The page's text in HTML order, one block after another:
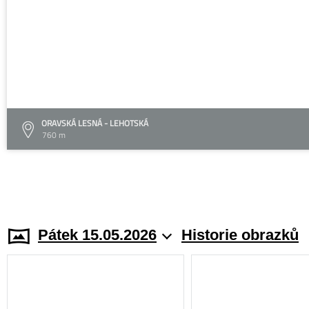
ORAVSKÁ LESNÁ - LEHOTSKÁ
760 m
Pátek 15.05.2026 Historie obrazků